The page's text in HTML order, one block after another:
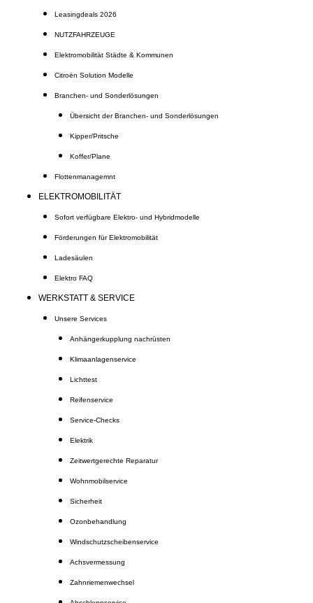
Leasingdeals 2026
NUTZFAHRZEUGE
Elektromobilität Städte & Kommunen
Citroën Solution Modelle
Branchen- und Sonderlösungen
Übersicht der Branchen- und Sonderlösungen
Kipper/Pritsche
Koffer/Plane
Flottenmanagemnt
ELEKTROMOBILITÄT
Sofort verfügbare Elektro- und Hybridmodelle
Förderungen für Elektromobilität
Ladesäulen
Elektro FAQ
WERKSTATT & SERVICE
Unsere Services
Anhängerkupplung nachrüsten
Klimaanlagenservice
Lichttest
Reifenservice
Service-Checks
Elektrik
Zeitwertgerechte Reparatur
Wohnmobilservice
Sicherheit
Ozonbehandlung
Windschutzscheibenservice
Achsvermessung
Zahnriemenwechsel